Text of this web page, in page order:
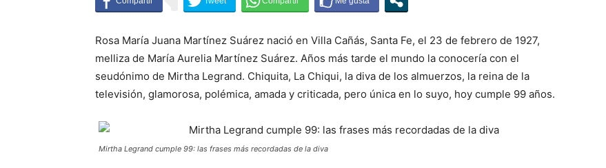
Rosa María Juana Martínez Suárez nació en Villa Cañás, Santa Fe, el 23 de febrero de 1927,
melliza de María Aurelia Martínez Suárez. Años más tarde el mundo la conocería con el
seudónimo de Mirtha Legrand. Chiquita, La Chiqui, la diva de los almuerzos, la reina de la
televisión, glamorosa, polémica, amada y criticada, pero única en lo suyo, hoy cumple 99 años.
Mirtha Legrand cumple 99: las frases más recordadas de la diva